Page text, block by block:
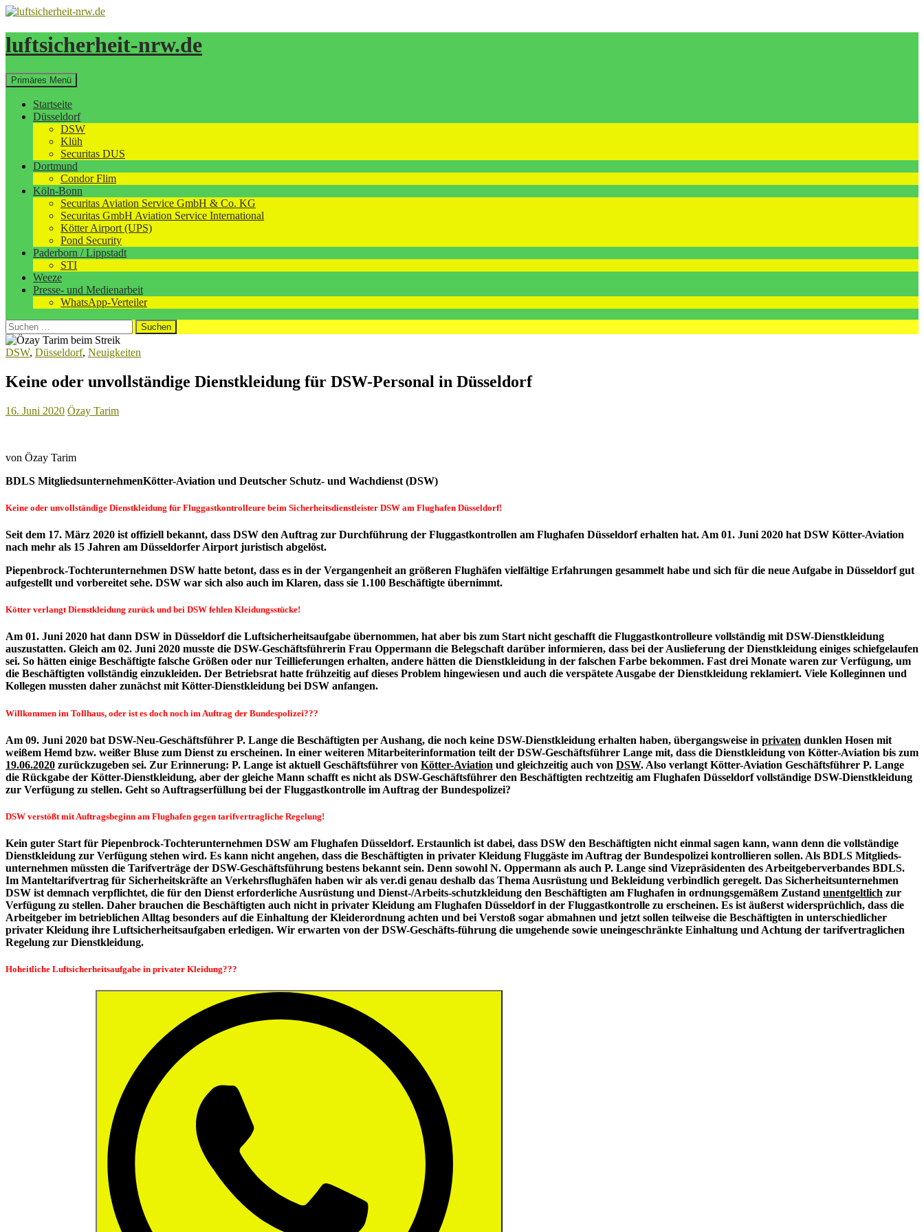
Zum
springen
luftsicherheit-nrw.de
Suchen
Primäres Menü
Startseite
Düsseldorf
DSW
Klüh
Securitas DUS
Dortmund
Condor Flim
Köln-Bonn
Securitas Aviation Service GmbH & Co. KG
Securitas GmbH Aviation Service International
Kötter Airport (UPS)
Pond Security
Paderborn / Lippstadt
STI
Weeze
Presse- und Medienarbeit
WhatsApp-Verteiler
Suchen
nach:
DSW, Düsseldorf, Neuigkeiten
Keine oder unvollständige Dienstkleidung für DSW-Personal in Düsseldorf
16. Juni 2020 Özay Tarim
von Özay Tarim
BDLS MitgliedsunternehmenKötter-Aviation und Deutscher Schutz- und Wachdienst (DSW)
Keine oder unvollständige Dienstkleidung für Fluggastkontrolleure beim Sicherheitsdienstleister DSW am Flughafen Düsseldorf!
Seit dem 17. März 2020 ist offiziell bekannt, dass DSW den Auftrag zur Durchführung der Fluggastkontrollen am Flughafen Düsseldorf erhalten hat. Am 01. Juni 2020 hat DSW Kötter-Aviation
nach mehr als 15 Jahren am Düsseldorfer Airport juristisch abgelöst.
Piepenbrock-Tochterunternehmen DSW hatte betont, dass es in der Vergangenheit an größeren Flughäfen vielfältige Erfahrungen gesammelt habe und sich für die neue Aufgabe in Düsseldorf gut
aufgestellt und vorbereitet sehe. DSW war sich also auch im Klaren, dass sie 1.100 Beschäftigte übernimmt.
Kötter verlangt Dienstkleidung zurück und bei DSW fehlen Kleidungsstücke!
Am 01. Juni 2020 hat dann DSW in Düsseldorf die Luftsicherheitsaufgabe übernommen, hat aber bis zum Start nicht geschafft die Fluggastkontrolleure vollständig mit DSW-Dienstkleidung
auszustatten. Gleich am 02. Juni 2020 musste die DSW-Geschäftsführerin Frau Oppermann die Belegschaft darüber informieren, dass bei der Auslieferung der Dienstkleidung einiges schiefgelaufen
sei. So hätten einige Beschäftigte falsche Größen oder nur Teillieferungen erhalten, andere hätten die Dienstkleidung in der falschen Farbe bekommen. Fast drei Monate waren zur Verfügung, um
die Beschäftigten vollständig einzukleiden. Der Betriebsrat hatte frühzeitig auf dieses Problem hingewiesen und auch die verspätete Ausgabe der Dienstkleidung reklamiert. Viele Kolleginnen und
Kollegen mussten daher zunächst mit Kötter-Dienstkleidung bei DSW anfangen.
Willkommen im Tollhaus, oder ist es doch noch im Auftrag der Bundespolizei???
Am 09. Juni 2020 bat DSW-Neu-Geschäftsführer P. Lange die Beschäftigten per Aushang, die noch keine DSW-Dienstkleidung erhalten haben, übergangsweise in privaten dunklen Hosen mit
weißem Hemd bzw. weißer Bluse zum Dienst zu erscheinen. In einer weiteren Mitarbeiterinformation teilt der DSW-Geschäftsführer Lange mit, dass die Dienstkleidung von Kötter-Aviation bis zum
19.06.2020 zurückzugeben sei. Zur Erinnerung: P. Lange ist aktuell Geschäftsführer von Kötter-Aviation und gleichzeitig auch von DSW. Also verlangt Kötter-Aviation Geschäftsführer P. Lange
die Rückgabe der Kötter-Dienstkleidung, aber der gleiche Mann schafft es nicht als DSW-Geschäftsführer den Beschäftigten rechtzeitig am Flughafen Düsseldorf vollständige DSW-Dienstkleidung
zur Verfügung zu stellen. Geht so Auftragserfüllung bei der Fluggastkontrolle im Auftrag der Bundespolizei?
DSW verstößt mit Auftragsbeginn am Flughafen gegen tarifvertragliche Regelung!
Kein guter Start für Piepenbrock-Tochterunternehmen DSW am Flughafen Düsseldorf. Erstaunlich ist dabei, dass DSW den Beschäftigten nicht einmal sagen kann, wann denn die vollständige
Dienstkleidung zur Verfügung stehen wird. Es kann nicht angehen, dass die Beschäftigten in privater Kleidung Fluggäste im Auftrag der Bundespolizei kontrollieren sollen. Als BDLS Mitglieds-
unternehmen müssten die Tarifverträge der DSW-Geschäftsführung bestens bekannt sein. Denn sowohl N. Oppermann als auch P. Lange sind Vizepräsidenten des Arbeitgeberverbandes BDLS.
Im Manteltarifvertrag für Sicherheitskräfte an Verkehrsflughäfen haben wir als ver.di genau deshalb das Thema Ausrüstung und Bekleidung verbindlich geregelt. Das Sicherheitsunternehmen
DSW ist demnach verpflichtet, die für den Dienst erforderliche Ausrüstung und Dienst-/Arbeits-schutzkleidung den Beschäftigten am Flughafen in ordnungsgemäßem Zustand unentgeltlich zur
Verfügung zu stellen. Daher brauchen die Beschäftigten auch nicht in privater Kleidung am Flughafen Düsseldorf in der Fluggastkontrolle zu erscheinen. Es ist äußerst widersprüchlich, dass die
Arbeitgeber im betrieblichen Alltag besonders auf die Einhaltung der Kleiderordnung achten und bei Verstoß sogar abmahnen und jetzt sollen teilweise die Beschäftigten in unterschiedlicher
privater Kleidung ihre Luftsicherheitsaufgaben erledigen. Wir erwarten von der DSW-Geschäfts-führung die umgehende sowie uneingeschränkte Einhaltung und Achtung der tarifvertraglichen
Regelung zur Dienstkleidung.
Hoheitliche Luftsicherheitsaufgabe in privater Kleidung???